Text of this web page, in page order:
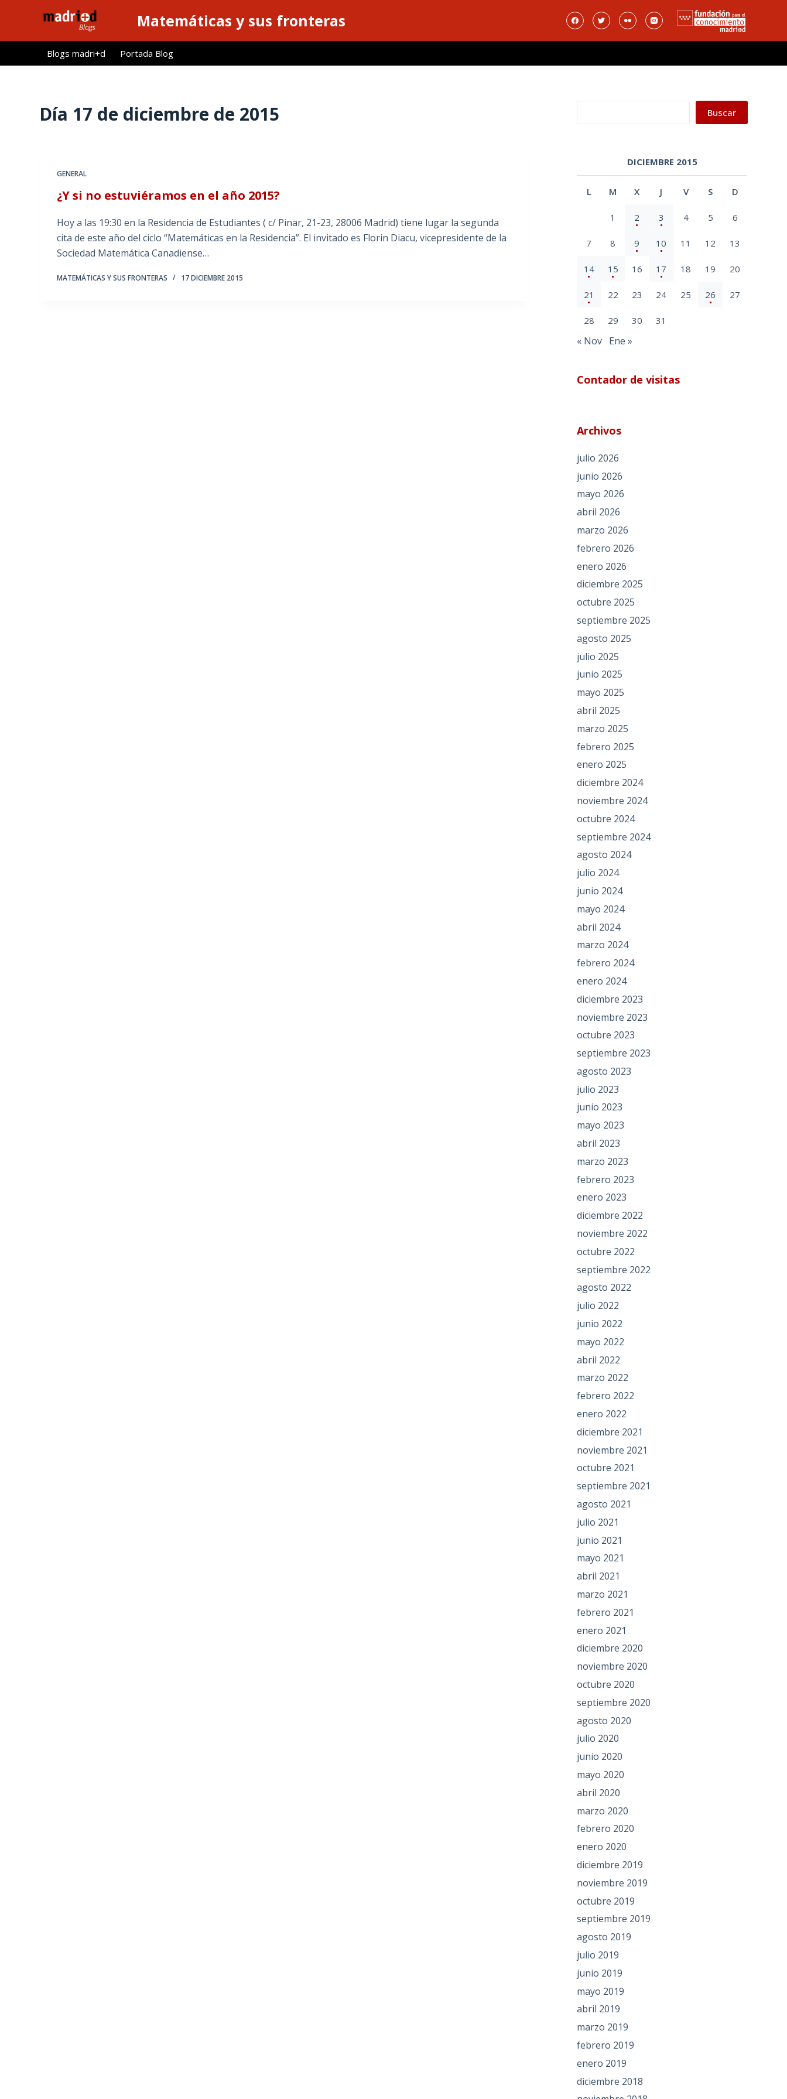
l
Matemáticas y sus fronteras
Blogs madri+d Portada Blog
Día 17 de diciembre de 2015
GENERAL
¿Y si no estuviéramos en el año 2015?
Hoy a las 19:30 en la Residencia de Estudiantes ( c/ Pinar, 21-23, 28006 Madrid) tiene lugar la segunda
cita de este año del ciclo “Matemáticas en la Residencia”. El invitado es Florin Diacu, vicepresidente de la
Sociedad Matemática Canadiense…
MATEMÁTICAS Y SUS FRONTERAS 17 DICIEMBRE 2015
Buscar
DICIEMBRE 2015
L M X J V S D
1 2 3 4 5 6
7 8 9 10 11 12 13
14 15 16 17 18 19 20
21 22 23 24 25 26 27
28 29 30 31
« Nov Ene »
Contador de visitas
Archivos
julio 2026
junio 2026
mayo 2026
abril 2026
marzo 2026
febrero 2026
enero 2026
diciembre 2025
octubre 2025
septiembre 2025
agosto 2025
julio 2025
junio 2025
mayo 2025
abril 2025
marzo 2025
febrero 2025
enero 2025
diciembre 2024
noviembre 2024
octubre 2024
septiembre 2024
agosto 2024
julio 2024
junio 2024
mayo 2024
abril 2024
marzo 2024
febrero 2024
enero 2024
diciembre 2023
noviembre 2023
octubre 2023
septiembre 2023
agosto 2023
julio 2023
junio 2023
mayo 2023
abril 2023
marzo 2023
febrero 2023
enero 2023
diciembre 2022
noviembre 2022
octubre 2022
septiembre 2022
agosto 2022
julio 2022
junio 2022
mayo 2022
abril 2022
marzo 2022
febrero 2022
enero 2022
diciembre 2021
noviembre 2021
octubre 2021
septiembre 2021
agosto 2021
julio 2021
junio 2021
mayo 2021
abril 2021
marzo 2021
febrero 2021
enero 2021
diciembre 2020
noviembre 2020
octubre 2020
septiembre 2020
agosto 2020
julio 2020
junio 2020
mayo 2020
abril 2020
marzo 2020
febrero 2020
enero 2020
diciembre 2019
noviembre 2019
octubre 2019
septiembre 2019
agosto 2019
julio 2019
junio 2019
mayo 2019
abril 2019
marzo 2019
febrero 2019
enero 2019
diciembre 2018